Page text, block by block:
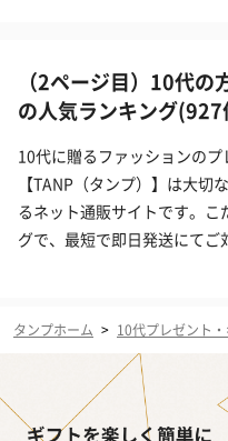
（2ページ目）10代
の人気ランキング(927
10代に贈るファッションのプ
【TANP（タンプ）】は大切
るネット通販サイトです。
グで、最短で即日発送にてご
タンプホーム > 10代プレゼント・